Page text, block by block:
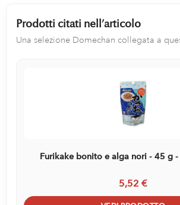
Prodotti citati nell’articolo
Una selezione Domechan collegata a
Furikake bonito e alga nori - 45 g
5,52 €